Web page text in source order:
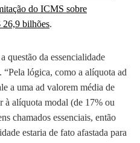
do ICMS sobre
26,9 bilhões.
questão da essencialidade
“Pela lógica, como a alíquota ad
a uma ad valorem média de
à alíquota modal (de 17% ou
chamados essenciais, então
estaria de fato afastada para